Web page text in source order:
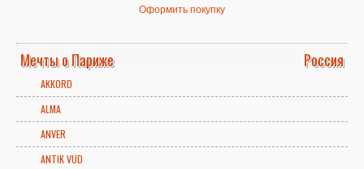
Оформить покупку
Мечты о Париже Россия
AKKORD
ALMA
ANVER
ANTIK VUD